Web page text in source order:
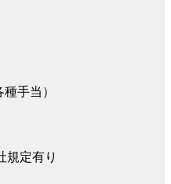
手当）
規定有り